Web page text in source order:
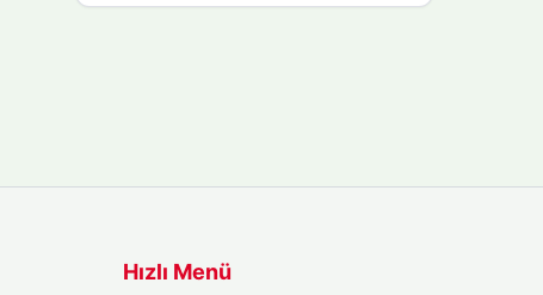
Hızlı Menü